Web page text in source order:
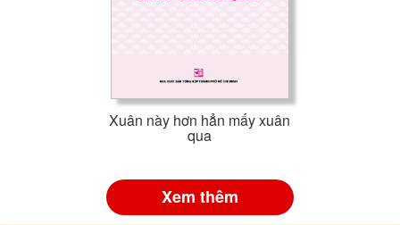
Xuân này hơn hẳn mấy xuân
qua
Xem thêm